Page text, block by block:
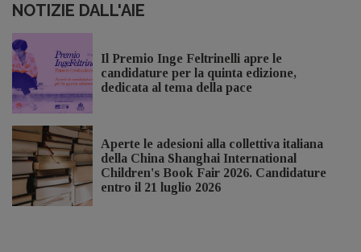
NOTIZIE DALL'AIE
Il Premio Inge Feltrinelli apre le
candidature per la quinta edizione,
dedicata al tema della pace
Aperte le adesioni alla collettiva italiana
della China Shanghai International
Children's Book Fair 2026. Candidature
entro il 21 luglio 2026